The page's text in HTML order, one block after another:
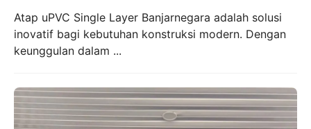
Atap uPVC Single Layer Banjarnegara adalah solusi
inovatif bagi kebutuhan konstruksi modern. Dengan
keunggulan dalam ...